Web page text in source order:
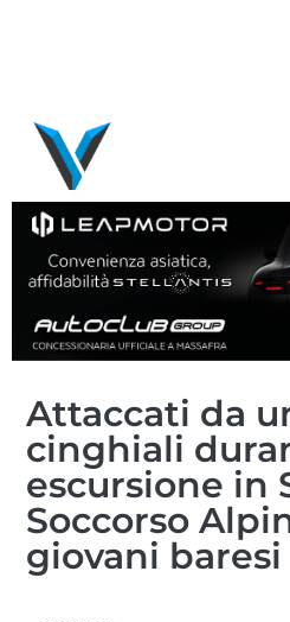
Attaccati da
cinghiali
escursione in
Soccorso
giovani baresi